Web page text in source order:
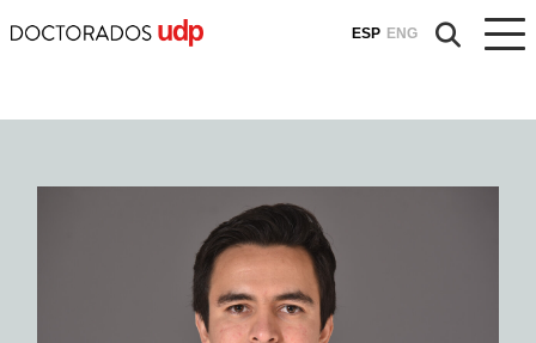
ESP ENG